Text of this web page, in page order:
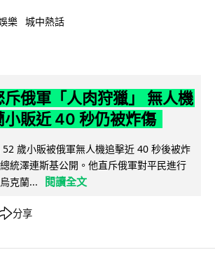
樂 城中熱話
俄軍「人肉狩獵」 無人機
小販近 40 秒仍被炸傷
歲小販被俄軍無人機追擊近 40 秒後被炸
統澤連斯基公開。他直斥俄軍對平民進行
克蘭...
閱讀全文
分享